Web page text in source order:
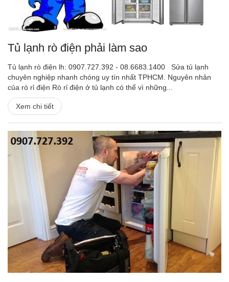
Tủ lạnh rò điện phải làm sao
Tủ lạnh rò điện lh: 0907.727.392 - 08.6683.1400 Sửa tủ lạnh
chuyên nghiệp nhanh chóng uy tín nhất TPHCM. Nguyên nhân
của rò rỉ điện Rò rỉ điện ở tủ lạnh có thể vì những...
Xem chi tiết